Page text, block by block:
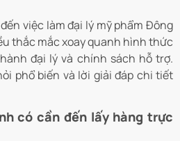
việc làm đại lý mỹ phẩm Đông
thắc mắc xoay quanh hình thức
đại lý và chính sách hỗ trợ.
phổ biến và lời giải đáp chi tiết
có cần đến lấy hàng trực